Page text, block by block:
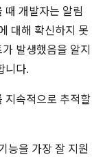
때 개발자는 알림
대해 확신하지 못
발생했음을 알지
니다.
지속적으로 추적할
능을 가장 잘 지원